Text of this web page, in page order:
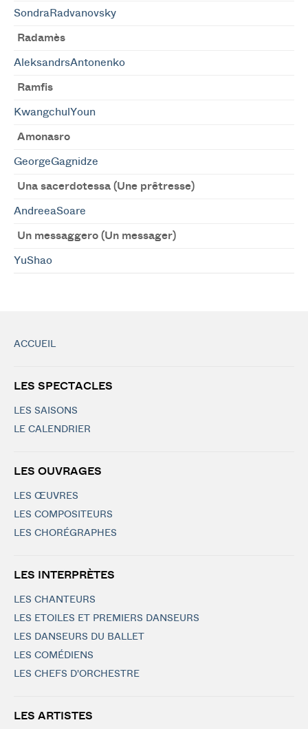
SondraRadvanovsky
Radamès
AleksandrsAntonenko
Ramfis
KwangchulYoun
Amonasro
GeorgeGagnidze
Una sacerdotessa (Une prêtresse)
AndreeaSoare
Un messaggero (Un messager)
YuShao
ACCUEIL
LES SPECTACLES
LES SAISONS
LE CALENDRIER
LES OUVRAGES
LES ŒUVRES
LES COMPOSITEURS
LES CHORÉGRAPHES
LES INTERPRÈTES
LES CHANTEURS
LES ETOILES ET PREMIERS DANSEURS
LES DANSEURS DU BALLET
LES COMÉDIENS
LES CHEFS D'ORCHESTRE
LES ARTISTES